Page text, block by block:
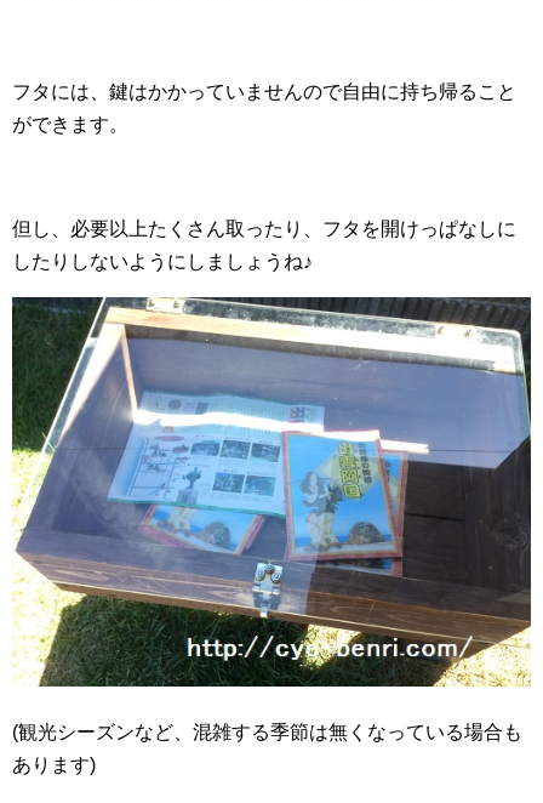
フタには、鍵はかかっていませんので自由に持ち帰ること
ができます。
但し、必要以上たくさん取ったり、フタを開けっぱなしに
したりしないようにしましょうね♪
(観光シーズンなど、混雑する季節は無くなっている場合も
あります)